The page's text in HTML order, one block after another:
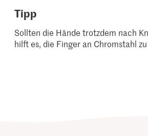
Tipp
Sollten die Hände trotzdem nach
hilft es, die Finger an Chromstahl